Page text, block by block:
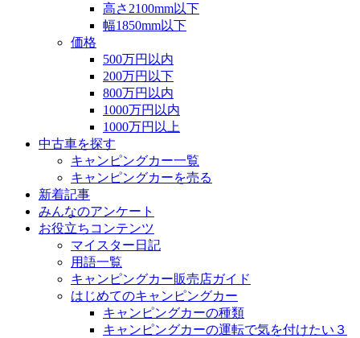
高さ2100mm以下
幅1850mm以下
価格
500万円以内
200万円以下
800万円以内
1000万円以内
1000万円以上
中古車を探す
キャンピングカー一覧
キャンピングカーを売る
新着記事
みんなのアンケート
お役立ちコンテンツ
マイスター日記
用語一覧
キャンピングカー販売店ガイド
はじめてのキャンピングカー
キャンピングカーの種類
キャンピングカーの運転で気を付けたい３